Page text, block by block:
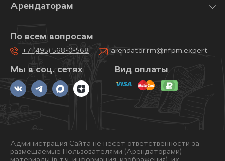
Арендаторам
Мы в соц. сетях
По всем вопросам
+7 (495) 568-0-568 arendator.rm@nfpm.expert
Вид оплаты
Администрация Сайта не несет ответственности за
размещаемые Пользователями (Арендаторами)